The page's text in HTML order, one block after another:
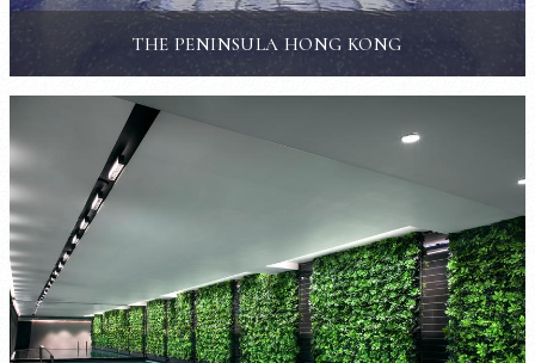
THE PENINSULA HONG KONG